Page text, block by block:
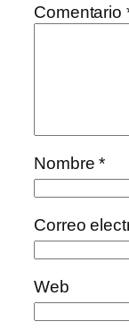
Comentario
Nombre*
Correo
Web